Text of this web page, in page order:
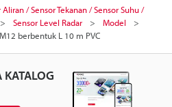
Aliran / Sensor Tekanan / Sensor Suhu /
Sensor Level Radar
Model
berbentuk L 10 m PVC
KATALOG